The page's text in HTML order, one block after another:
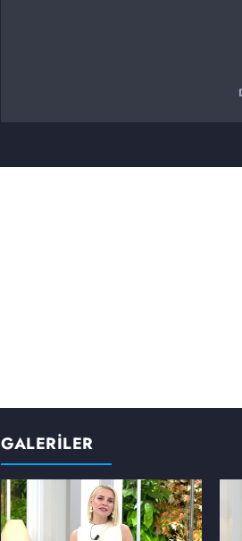
GALERİLER